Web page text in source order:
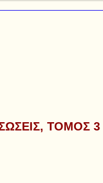
ΤΟΜΟΣ 3